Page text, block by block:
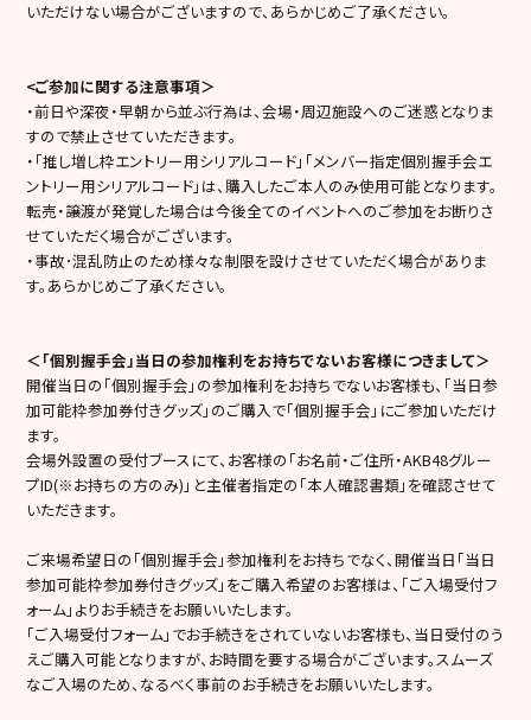
いただけない場合がございますので、あらかじめご了承ください。
<ご参加に関する注意事項＞
・前日や深夜・早朝から並ぶ行為は、会場・周辺施設へのご迷惑となりま
すので禁止させていただきます。
・「推し増し枠エントリー用シリアルコード」「メンバー指定個別握手会エ
ントリー用シリアルコード」は、購入したご本人のみ使用可能となります。
転売・譲渡が発覚した場合は今後全てのイベントへのご参加をお断りさ
せていただく場合がございます。
・事故･混乱防止のため様々な制限を設けさせていただく場合がありま
す。あらかじめご了承ください。
＜「個別握手会」当日の参加権利をお持ちでないお客様につきまして＞
開催当日の「個別握手会」の参加権利をお持ちでないお客様も、「当日参
加可能枠参加券付きグッズ」のご購入で「個別握手会」にご参加いただけ
ます。
会場外設置の受付ブースにて、お客様の「お名前・ご住所・AKB48グルー
プID(※お持ちの方のみ)」と主催者指定の「本人確認書類」を確認させて
いただきます。
ご来場希望日の「個別握手会」参加権利をお持ちでなく、開催当日「当日
参加可能枠参加券付きグッズ」をご購入希望のお客様は、「ご入場受付フ
ォーム」よりお手続きをお願いいたします。
「ご入場受付フォーム」でお手続きをされていないお客様も、当日受付のう
えご購入可能となりますが、お時間を要する場合がございます。スムーズ
なご入場のため、なるべく事前のお手続きをお願いいたします。